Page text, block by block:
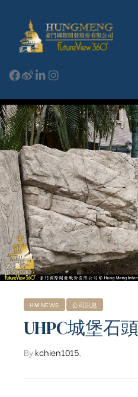
HM NEWS 公司訊息
UHPC城堡石
Bykchien1015